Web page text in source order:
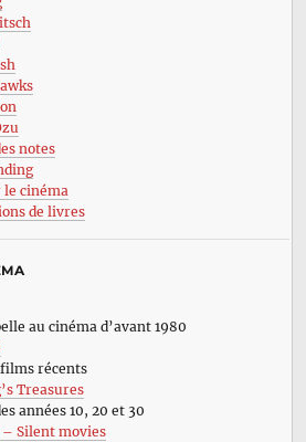
notes
cinéma
de livres
au cinéma d’avant 1980
récents
Treasures
années 10, 20 et 30
Silent movies